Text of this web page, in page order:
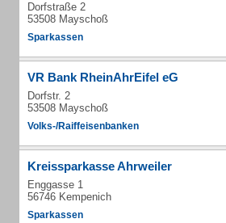
Dorfstraße 2
53508 Mayschoß
Sparkassen
VR Bank RheinAhrEifel eG
Dorfstr. 2
53508 Mayschoß
Volks-/Raiffeisenbanken
Kreissparkasse Ahrweiler
Enggasse 1
56746 Kempenich
Sparkassen